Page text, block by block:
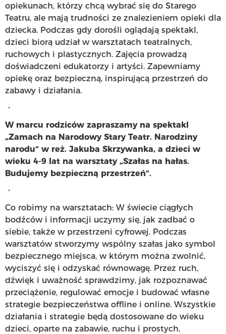
opiekunach, którzy chcą wybrać się do Starego
Teatru, ale mają trudności ze znalezieniem opieki dla
dziecka. Podczas gdy dorośli oglądają spektakl,
dzieci biorą udział w warsztatach teatralnych,
ruchowych i plastycznych. Zajęcia prowadzą
doświadczeni edukatorzy i artyści. Zapewniamy
opiekę oraz bezpieczną, inspirującą przestrzeń do
zabawy i działania.
・
W marcu rodziców zapraszamy na spektakl
„Zamach na Narodowy Stary Teatr. Narodziny
narodu” w reż. Jakuba Skrzywanka, a dzieci w
wieku 4-9 lat na warsztaty „Szałas na hałas.
Budujemy bezpieczną przestrzeń”.
・
Co robimy na warsztatach: W świecie ciągłych
bodźców i informacji uczymy się, jak zadbać o
siebie, także w przestrzeni cyfrowej. Podczas
warsztatów stworzymy wspólny szałas jako symbol
bezpiecznego miejsca, w którym można zwolnić,
wyciszyć się i odzyskać równowagę. Przez ruch,
dźwięk i uważność sprawdzimy, jak rozpoznawać
przeciążenie, regulować emocje i budować własne
strategie bezpieczeństwa offline i online. Wszystkie
działania i strategie będą dostosowane do wieku
dzieci, oparte na zabawie, ruchu i prostych,